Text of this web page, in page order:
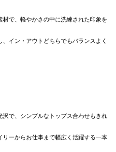
で、軽やかさの中に洗練された印象を
イン・アウトどちらでもバランスよく
で、シンプルなトップス合わせもきれ
ーからお仕事まで幅広く活躍する一本